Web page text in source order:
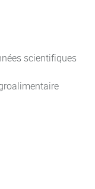
scientifiques